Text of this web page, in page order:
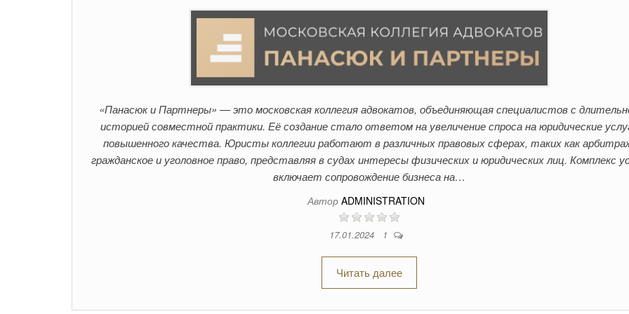
«Панасюк и Партнеры» — это московская коллегия адвокатов, объединяющая специалистов с
историей совместной практики. Её создание стало ответом на увеличение спроса на юридические
повышенного качества. Юристы коллегии работают в различных правовых сферах, таких как
гражданское и уголовное право, представляя в судах интересы физических и юридических лиц. Комплекс
включает сопровождение бизнеса на…
АвторADMINISTRATION
17.01.2024 1
Читать далее